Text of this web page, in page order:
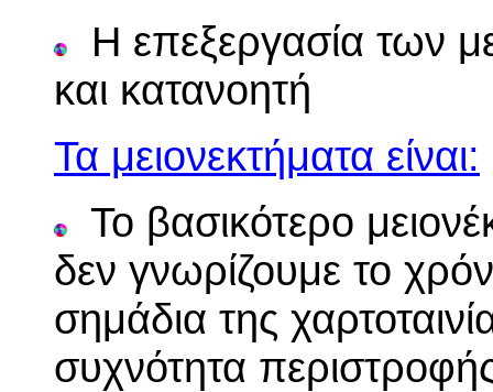
Η επεξεργασία των
και κατανοητή
Τα μειονεκτήματα είναι:
Το βασικότερο
δεν γνωρίζουμε το
σημάδια της
συχνότητα